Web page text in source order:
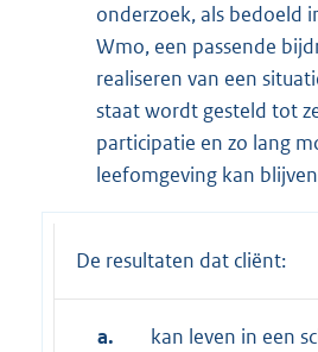
onderzoek, als bedoeld
Wmo, een passende
realiseren van een
staat wordt gesteld tot
participatie en zo lang
leefomgeving kan
De resultaten dat cliënt:
a.
kan leven in een